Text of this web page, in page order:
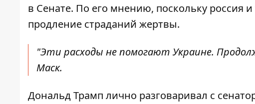
в Сенате. По его мнению, поскольку россия
продление страданий жертвы.
"Эти расходы не помогают Украине.
Маск.
Дональд Трамп лично разговаривал с